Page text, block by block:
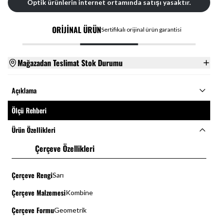
Optik ürünlerin internet ortamında satışı yasaktır.
ORİJİNAL ÜRÜNSertifikalı orijinal ürün garantisi
Mağazadan Teslimat Stok Durumu
Açıklama
Ölçü Rehberi
Ürün Özellikleri
Çerçeve Özellikleri
Çerçeve RengiSarı
Çerçeve MalzemesiKombine
Çerçeve FormuGeometrik